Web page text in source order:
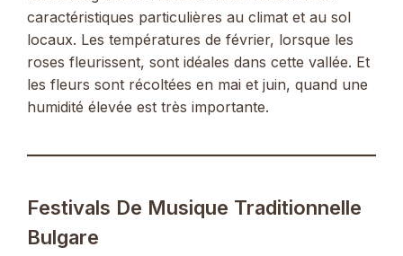
caractéristiques particulières au climat et au sol
locaux. Les températures de février, lorsque les
roses fleurissent, sont idéales dans cette vallée. Et
les fleurs sont récoltées en mai et juin, quand une
humidité élevée est très importante.
Festivals De Musique Traditionnelle
Bulgare